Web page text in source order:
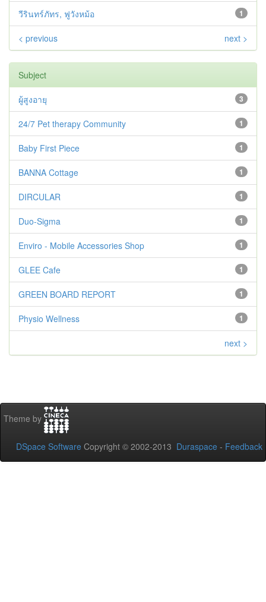
1
วีรินทร์ภัทร, ฟูวังหม้อ
< previous next >
Subject
3
ผู้สูงอายุ
1
24/7 Pet therapy Community
1
Baby First Piece
1
BANNA Cottage
1
DIRCULAR
1
Duo-Sigma
1
Enviro - Mobile Accessories Shop
1
GLEE Cafe
1
GREEN BOARD REPORT
1
Physio Wellness
next >
Theme by
DSpace Software Copyright © 2002-2013 Duraspace - Feedback